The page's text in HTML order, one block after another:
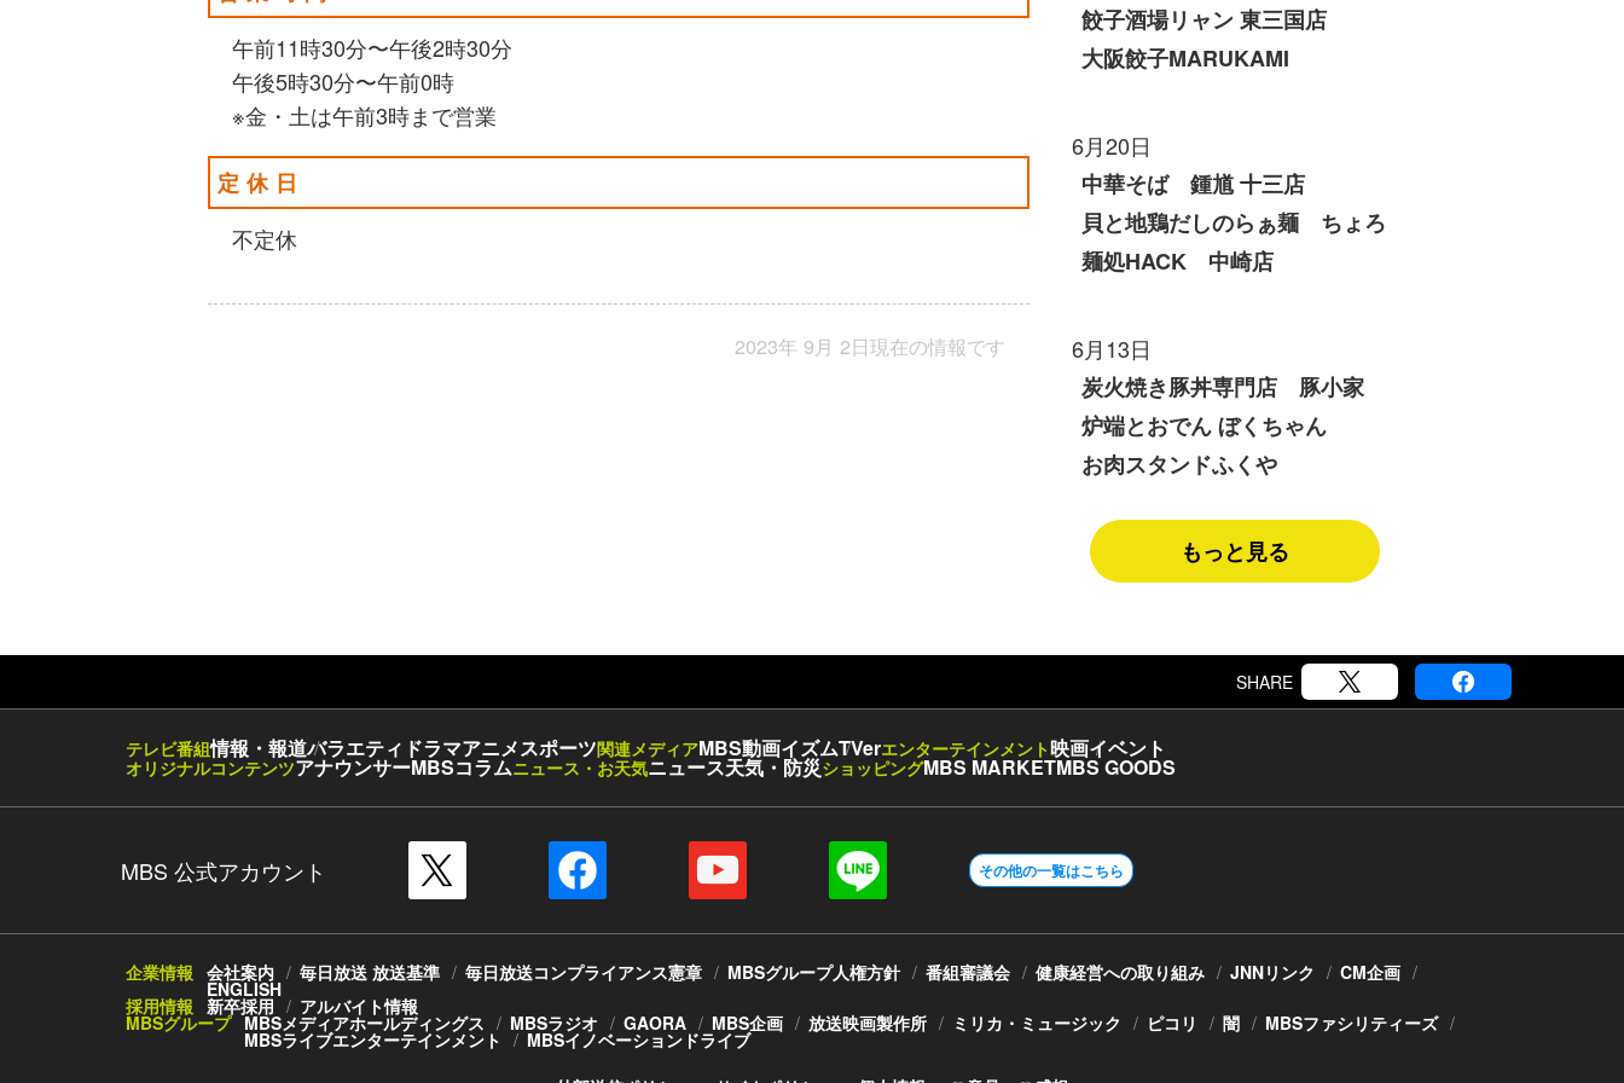
午前11時30分〜午後2時30分
午後5時30分〜午前0時
※金・土は午前3時まで営業
定休日
不定休
2023年 9月 2日現在の情報です
餃子酒場リャン 東三国店
大阪餃子MARUKAMI
6月20日
中華そば 鍾馗 十三店
貝と地鶏だしのらぁ麺 ちょろ
麺処HACK 中崎店
6月13日
炭火焼き豚丼専門店 豚小家
炉端とおでん ぼくちゃん
お肉スタンドふくや
もっと見る
SHARE
テレビ番組情報・報道バラエティ ドラマアニメスポーツ関連メディアMBS動画イズムTVerエンターテインメント映画イベント
オリジナルコンテンツアナウンサーMBSコラムニュース・お天気ニュース天気・防災ショッピングMBS MARKETMBS GOODS
MBS 公式アカウント その他の一覧はこちら
企業情報 会社案内 毎日放送 放送基準 毎日放送コンプライアンス憲章 MBSグループ人権方針 番組審議会 健康経営への取り組み JNNリンク CM企画
ENGLISH
採用情報 新卒採用 アルバイト情報
MBSグループ MBSメディアホールディングス MBSラジオ GAORA MBS企画 放送映画製作所 ミリカ・ミュージック ピコリ 闇 MBSファシリティーズ
MBSライブエンターテインメント
MBSイノベーションドライブ